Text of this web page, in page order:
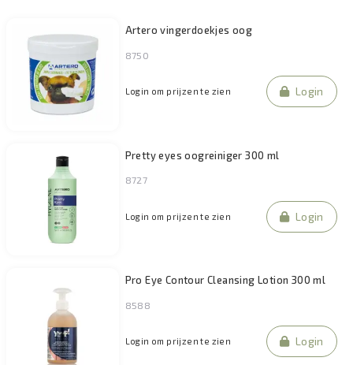
Filteren
Artero vingerdoekjes oog
8750
Login om prijzen te zien Login
Pretty eyes oogreiniger 300 ml
8727
Login om prijzen te zien Login
Pro Eye Contour Cleansing Lotion 300 ml
8588
Login om prijzen te zien Login